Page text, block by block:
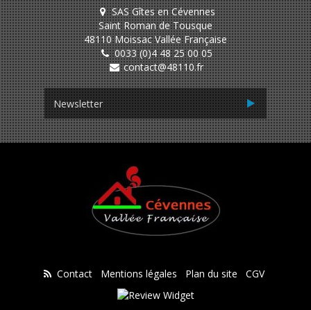
SAS Gîtes en Cévennes
Saint Roman de Tousque
48110 Moissac Vallée Française
0033 (0)4 48 25 00 05
contact@48110.fr
Contact Mentions légales Plan du site CGV